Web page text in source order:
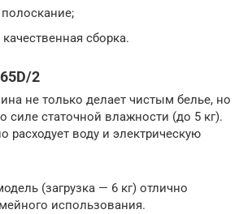
сборка.
2
не только делает чистым белье, но
силе статочной влажности (до 5 кг).
расходует воду и электрическую
(загрузка — 6 кг) отлично
использования.